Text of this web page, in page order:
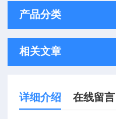
产品分类
相关文章
详细介绍 在线留言